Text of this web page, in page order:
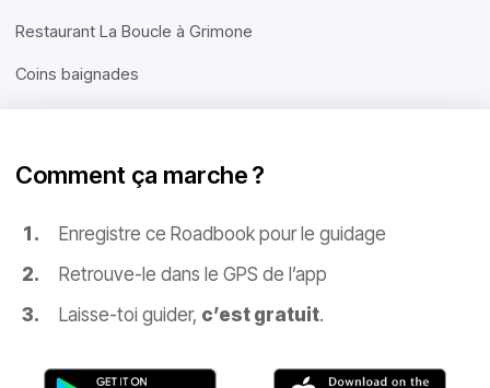
Restaurant La Boucle à Grimone
Coins baignades
Comment ça marche ?
Enregistre ce Roadbook pour le guidage
Retrouve-le dans le GPS de l’app
Laisse-toi guider, c’est gratuit.